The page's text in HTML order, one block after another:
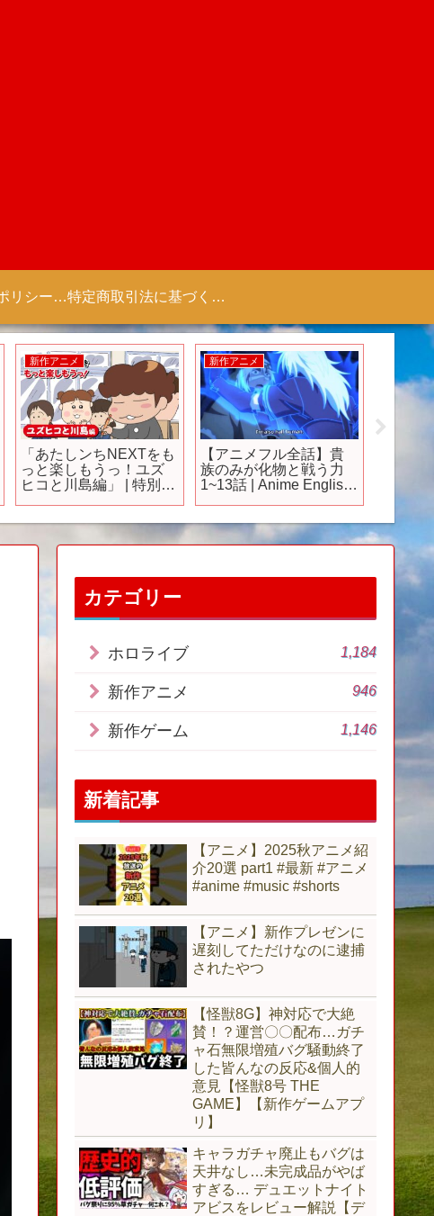
プライバシーポリシー 【Colorful Creation】 特定商取引法に基づく表記（商取引に関する開示）
新作アニメ
「あたしンちNEXTをも
っと楽しもうっ！ユズ
ヒコと川島編」 | 特別映
新作アニメ
【アニメフル全話】貴
族のみが化物と戦う力
1~13話 | Anime English
周年記念 studioぴ
カテゴリー
ホロライブ 1,184
新作アニメ 946
新作ゲーム 1,146
新着記事
【アニメ】2025秋アニメ紹
介20選 part1 #最新 #アニメ
#anime #music #shorts
【アニメ】新作プレゼンに
遅刻してただけなのに逮捕
されたやつ
【怪獣8G】神対応で大絶
賛！？運営〇〇配布…ガチ
ャ石無限増殖バグ騒動終了
した皆んなの反応&個人的
意見【怪獣8号 THE
GAME】【新作ゲームアプ
リ】
キャラガチャ廃止もバグは
天井なし…未完成品がやば
すぎる… デュエットナイト
アビスをレビュー解説【デ